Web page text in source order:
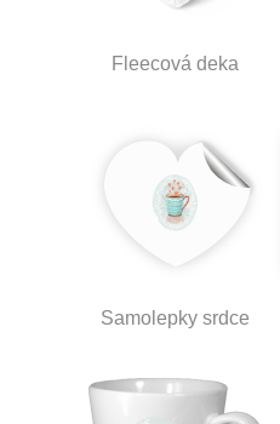
Fleecová deka
Samolepky srdce